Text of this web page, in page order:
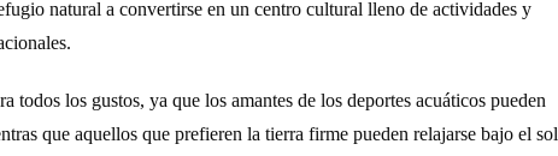
natural a convertirse en un centro cultural lleno de actividades y
los gustos, ya que los amantes de los deportes acuáticos pueden
que aquellos que prefieren la tierra firme pueden relajarse bajo el sol